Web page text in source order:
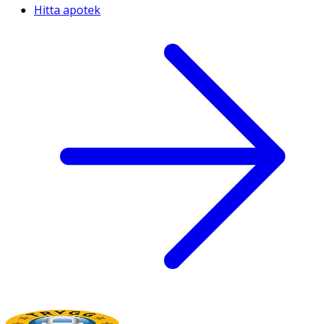
Hitta apotek